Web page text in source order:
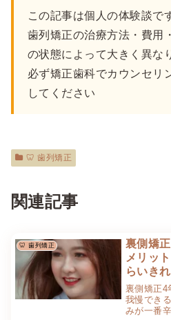
この記事は個人の体験談で
歯列矯正の治療方法・費用
の状態によって大きく異な
必ず矯正歯科でカウンセリ
してください
🦷 歯列矯正
関連記事
🦷 歯列矯正
裏側矯
メリッ
らいき
正直な
裏側矯正4
我慢でき
みが一番